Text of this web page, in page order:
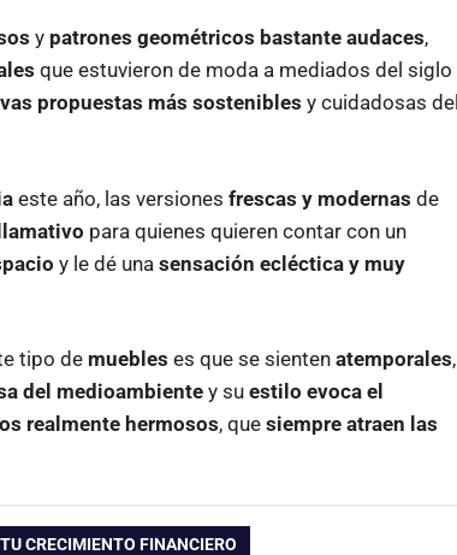
y patrones geométricos bastante audaces,
que estuvieron de moda a mediados del siglo
propuestas más sostenibles y cuidadosas del
este año, las versiones frescas y modernas de
para quienes quieren contar con un
y le dé una sensación ecléctica y muy
tipo de muebles es que se sienten atemporales,
del medioambiente y su estilo evoca el
realmente hermosos, que siempre atraen las
CRECIMIENTO FINANCIERO